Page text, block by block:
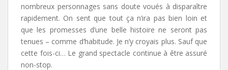
nombreux personnages sans doute voués à disparaître
rapidement. On sent que tout ça n’ira pas bien loin et
que les promesses d’une belle histoire ne seront pas
tenues – comme d’habitude. Je n’y croyais plus. Sauf que
cette fois-ci… Le grand spectacle continue à être assuré
non-stop.